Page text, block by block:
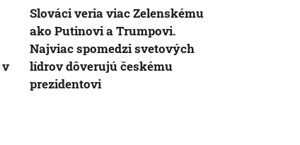
Slováci veria viac Zelenskému
ako Putinovi a Trumpovi.
Najviac spomedzi svetových
lídrov dôverujú českému
prezidentovi